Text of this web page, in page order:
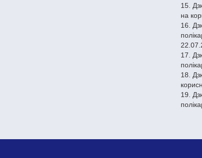
15.
на
16.
17.
18.
19.